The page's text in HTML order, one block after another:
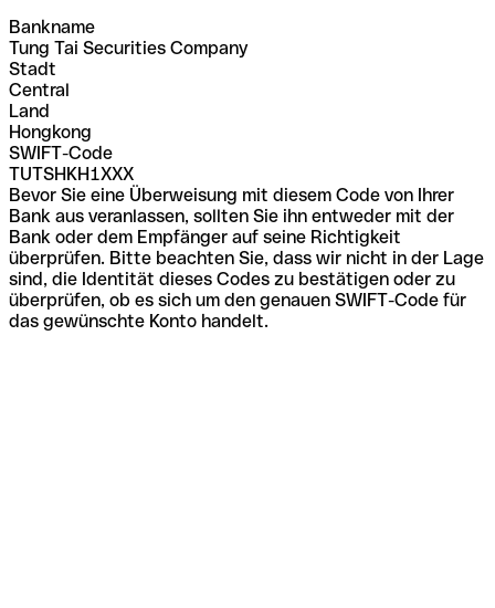
Bankname
Tung Tai Securities Company
Stadt
Central
Land
Hongkong
SWIFT-Code
TUTSHKH1XXX
Bevor Sie eine Überweisung mit diesem Code von Ihrer
Bank aus veranlassen, sollten Sie ihn entweder mit der
Bank oder dem Empfänger auf seine Richtigkeit
überprüfen. Bitte beachten Sie, dass wir nicht in der Lage
sind, die Identität dieses Codes zu bestätigen oder zu
überprüfen, ob es sich um den genauen SWIFT-Code für
das gewünschte Konto handelt.